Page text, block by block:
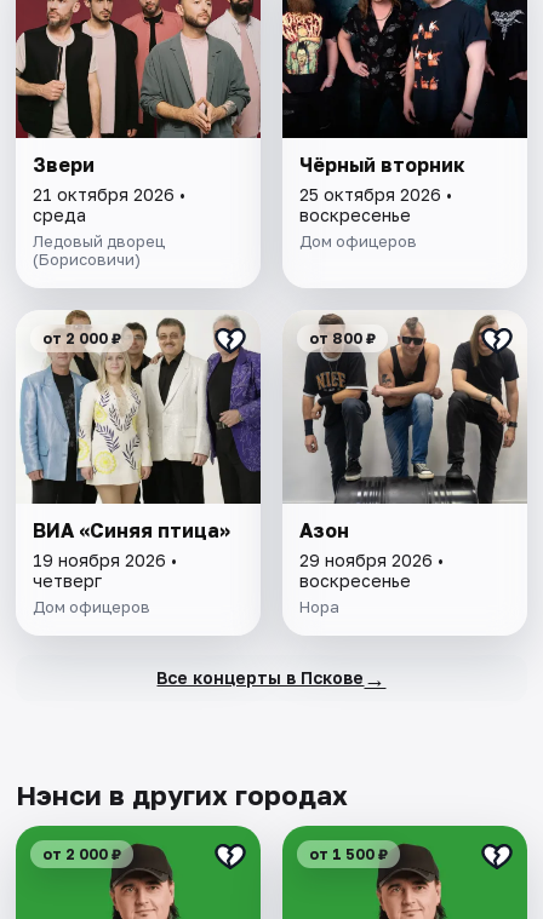
Звери
21 октября 2026 •
среда
Ледовый дворец
(Борисовичи)
Чёрный вторник
25 октября 2026 •
воскресенье
Дом офицеров
от 2 000 ₽
ВИА «Синяя птица»
19 ноября 2026 •
четверг
Дом офицеров
от 800 ₽
Азон
29 ноября 2026 •
воскресенье
Нора
Все концерты в Пскове →
Нэнси в других городах
от 2 000 ₽ от 1 500 ₽